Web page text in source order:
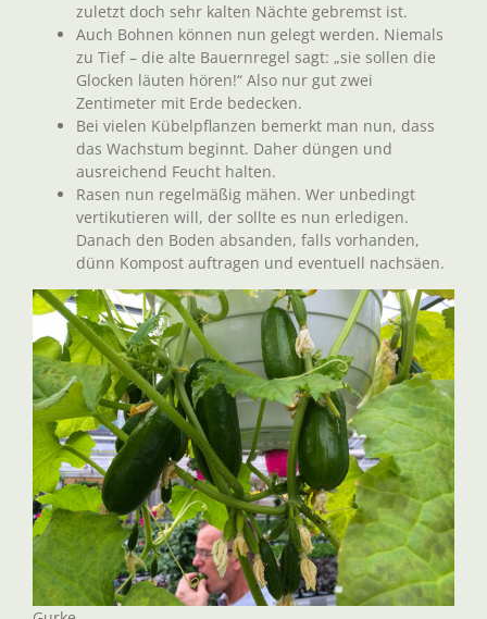
zuletzt doch sehr kalten Nächte gebremst ist.
Auch Bohnen können nun gelegt werden. Niemals
zu Tief – die alte Bauernregel sagt: „sie sollen die
Glocken läuten hören!“ Also nur gut zwei
Zentimeter mit Erde bedecken.
Bei vielen Kübelpflanzen bemerkt man nun, dass
das Wachstum beginnt. Daher düngen und
ausreichend Feucht halten.
Rasen nun regelmäßig mähen. Wer unbedingt
vertikutieren will, der sollte es nun erledigen.
Danach den Boden absanden, falls vorhanden,
dünn Kompost auftragen und eventuell nachsäen.